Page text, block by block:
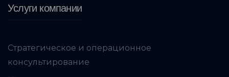
Услуги компании
Стратегическое и операционное
консультирование